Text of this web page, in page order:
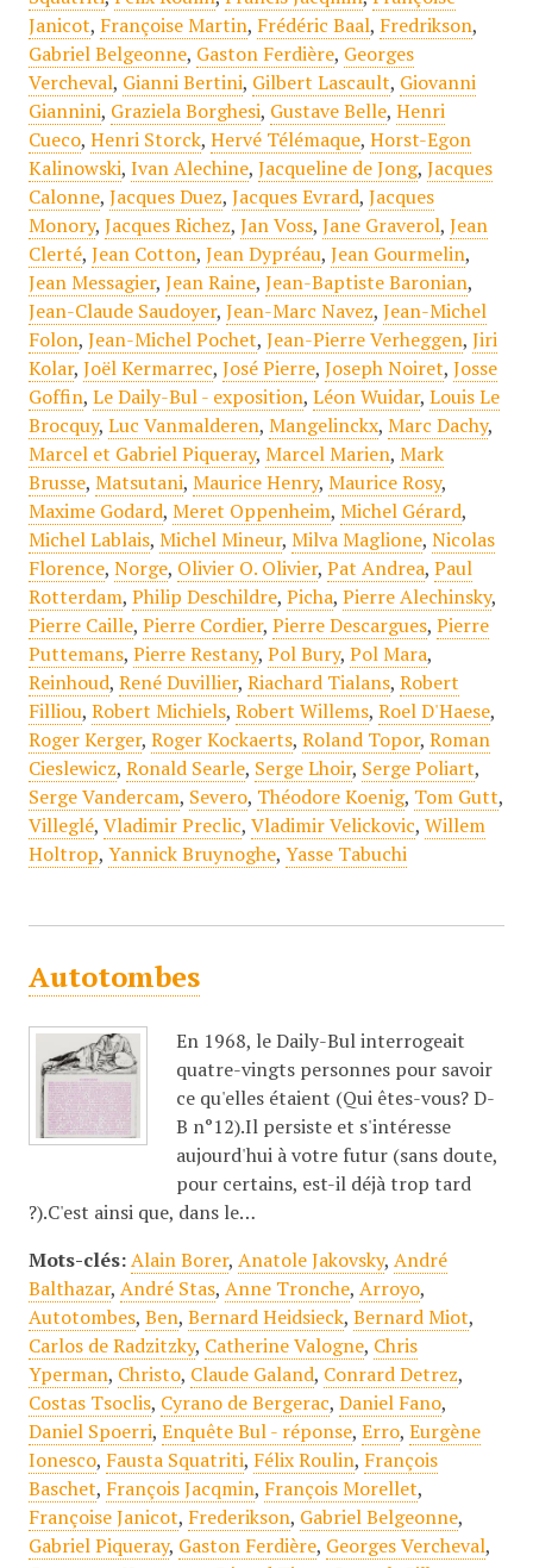
Janicot, Françoise Martin, Frédéric Baal, Fredrikson,
Gabriel Belgeonne, Gaston Ferdière, Georges
Vercheval, Gianni Bertini, Gilbert Lascault, Giovanni
Giannini, Graziela Borghesi, Gustave Belle, Henri
Cueco, Henri Storck, Hervé Télémaque, Horst-Egon
Kalinowski, Ivan Alechine, Jacqueline de Jong, Jacques
Calonne, Jacques Duez, Jacques Evrard, Jacques
Monory, Jacques Richez, Jan Voss, Jane Graverol, Jean
Clerté, Jean Cotton, Jean Dypréau, Jean Gourmelin,
Jean Messagier, Jean Raine, Jean-Baptiste Baronian,
Jean-Claude Saudoyer, Jean-Marc Navez, Jean-Michel
Folon, Jean-Michel Pochet, Jean-Pierre Verheggen, Jiri
Kolar, Joël Kermarrec, José Pierre, Joseph Noiret, Josse
Goffin, Le Daily-Bul - exposition, Léon Wuidar, Louis Le
Brocquy, Luc Vanmalderen, Mangelinckx, Marc Dachy,
Marcel et Gabriel Piqueray, Marcel Marien, Mark
Brusse, Matsutani, Maurice Henry, Maurice Rosy,
Maxime Godard, Meret Oppenheim, Michel Gérard,
Michel Lablais, Michel Mineur, Milva Maglione, Nicolas
Florence, Norge, Olivier O. Olivier, Pat Andrea, Paul
Rotterdam, Philip Deschildre, Picha, Pierre Alechinsky,
Pierre Caille, Pierre Cordier, Pierre Descargues, Pierre
Puttemans, Pierre Restany, Pol Bury, Pol Mara,
Reinhoud, René Duvillier, Riachard Tialans, Robert
Filliou, Robert Michiels, Robert Willems, Roel D'Haese,
Roger Kerger, Roger Kockaerts, Roland Topor, Roman
Cieslewicz, Ronald Searle, Serge Lhoir, Serge Poliart,
Serge Vandercam, Severo, Théodore Koenig, Tom Gutt,
Villeglé, Vladimir Preclic, Vladimir Velickovic, Willem
Holtrop, Yannick Bruynoghe, Yasse Tabuchi
Autotombes
En 1968, le Daily-Bul interrogeait
quatre-vingts personnes pour savoir
ce qu'elles étaient (Qui êtes-vous? D-
B n°12).Il persiste et s'intéresse
aujourd'hui à votre futur (sans doute,
pour certains, est-il déjà trop tard
?).C'est ainsi que, dans le…
Mots-clés: Alain Borer, Anatole Jakovsky, André
Balthazar, André Stas, Anne Tronche, Arroyo,
Autotombes, Ben, Bernard Heidsieck, Bernard Miot,
Carlos de Radzitzky, Catherine Valogne, Chris
Yperman, Christo, Claude Galand, Conrard Detrez,
Costas Tsoclis, Cyrano de Bergerac, Daniel Fano,
Daniel Spoerri, Enquête Bul - réponse, Erro, Eurgène
Ionesco, Fausta Squatriti, Félix Roulin, François
Baschet, François Jacqmin, François Morellet,
Françoise Janicot, Frederikson, Gabriel Belgeonne,
Gabriel Piqueray, Gaston Ferdière, Georges Vercheval,